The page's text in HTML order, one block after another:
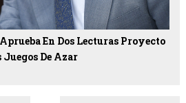
En Dos Lecturas Proyecto
Juegos De Azar